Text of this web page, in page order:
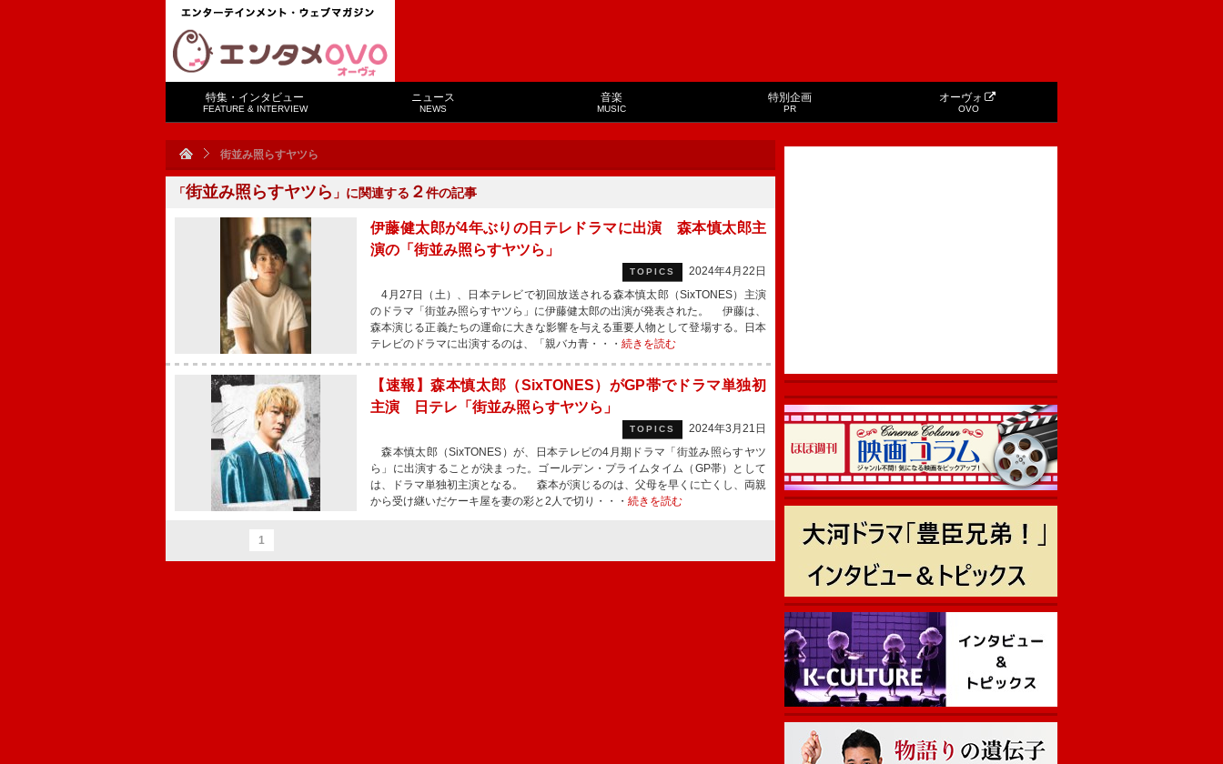
特集・インタビュー
FEATURE & INTERVIEW
ニュース
NEWS
音楽
MUSIC
特別企画
PR
オーヴォ
OVO
街並み照らすヤツら
「街並み照らすヤツら 」に関連する ２件の記事
伊藤健太郎が4年ぶりの日テレドラマに出演 森本慎太郎主
演の「街並み照らすヤツら」
TOPICS
2024年4月22日
4月27日（土）、日本テレビで初回放送される森本慎太郎（SixTONES）主演
のドラマ「街並み照らすヤツら」に伊藤健太郎の出演が発表された。 伊藤は、
森本演じる正義たちの運命に大きな影響を与える重要人物として登場する。日本
テレビのドラマに出演するのは、「親バカ青・・・ 続きを読む
【速報】森本慎太郎（SixTONES）がGP帯でドラマ単独初
主演 日テレ「街並み照らすヤツら」
TOPICS
2024年3月21日
森本慎太郎（SixTONES）が、日本テレビの4月期ドラマ「街並み照らすヤツ
ら」に出演することが決まった。ゴールデン・プライムタイム（GP帯）として
は、ドラマ単独初主演となる。 森本が演じるのは、父母を早くに亡くし、両親
から受け継いだケーキ屋を妻の彩と2人で切り・・・ 続きを読む
1